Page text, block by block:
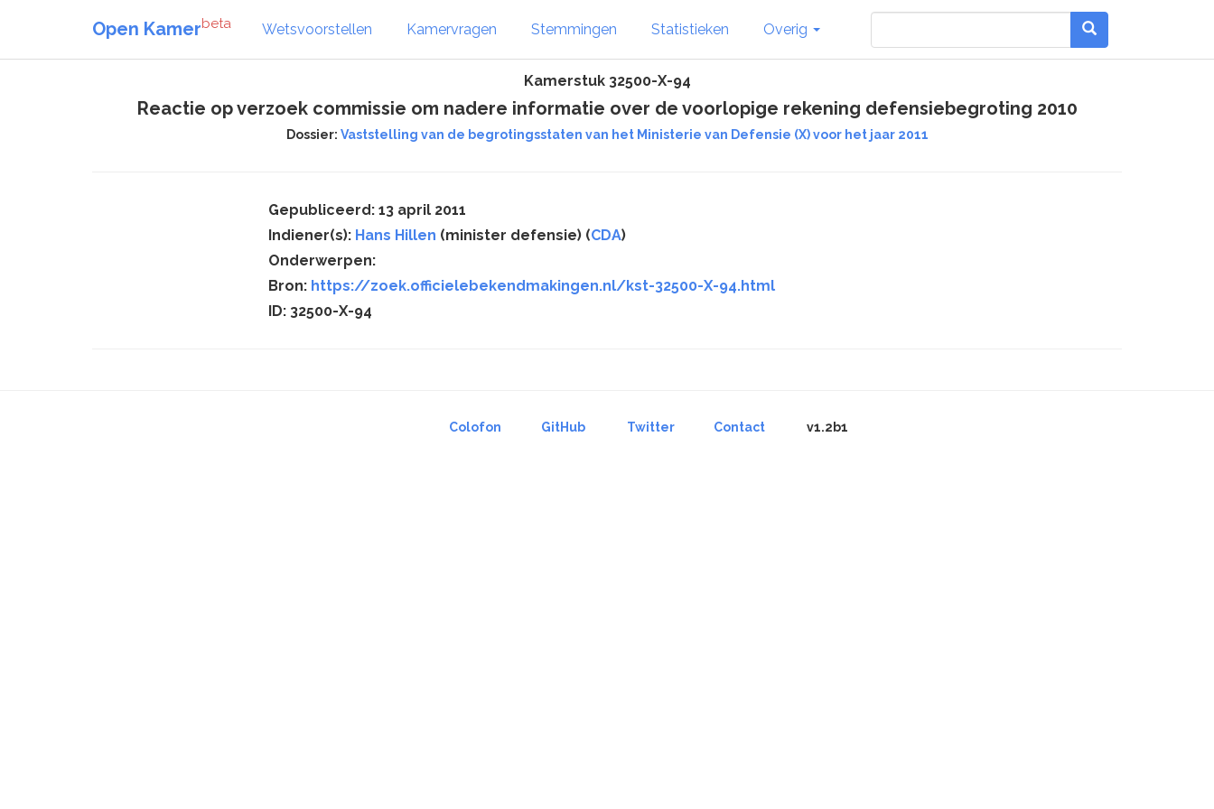
Open Kamerbeta Wetsvoorstellen Kamervragen Stemmingen Statistieken Overig
Kamerstuk 32500-X-94
Reactie op verzoek commissie om nadere informatie over de voorlopige rekening defensiebegroting 2010
Dossier: Vaststelling van de begrotingsstaten van het Ministerie van Defensie (X) voor het jaar 2011
Gepubliceerd: 13 april 2011
Indiener(s): Hans Hillen (minister defensie) (CDA)
Onderwerpen:
Bron: https://zoek.officielebekendmakingen.nl/kst-32500-X-94.html
ID: 32500-X-94
Colofon GitHub Twitter Contact v1.2b1